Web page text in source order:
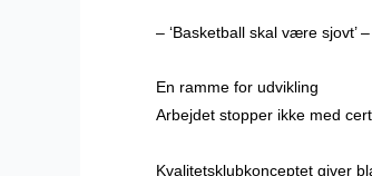
– ‘Basketball skal være sjovt’
En ramme for udvikling
Arbejdet stopper ikke med
Kvalitetsklubkonceptet giver